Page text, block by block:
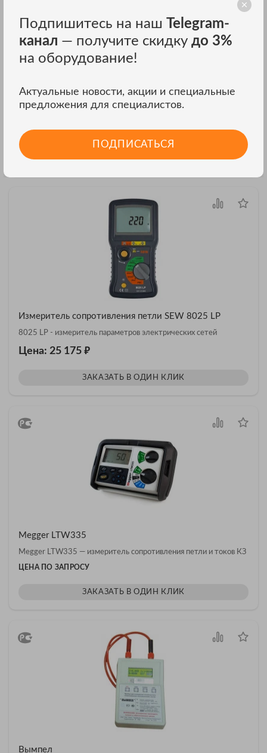
Измеритель сопротивления петли SEW 2811 LP
Цена: 22 705₽
ЗАКАЗАТЬ В ОДИН КЛИК
Измеритель сопротивления петли SEW 8025 LP
8025 LP - измеритель параметров электрических сетей
Цена: 25 175 ₽
ЗАКАЗАТЬ В ОДИН КЛИК
Megger LTW335
Megger LTW335 — измеритель сопротивления петли и токов КЗ
ЦЕНА ПО ЗАПРОСУ
ЗАКАЗАТЬ В ОДИН КЛИК
Вымпел
Подпишитесь на наш Telegram-
канал — получите скидку до 3%
на оборудование!
Актуальные новости, акции и специальные
предложения для специалистов.
ПОДПИСАТЬСЯ